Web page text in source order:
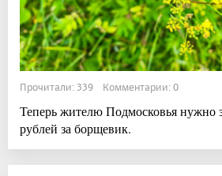
Прочитали: 339 Комментарии: 0
Теперь жителю Подмосковья нужно
рублей за борщевик.